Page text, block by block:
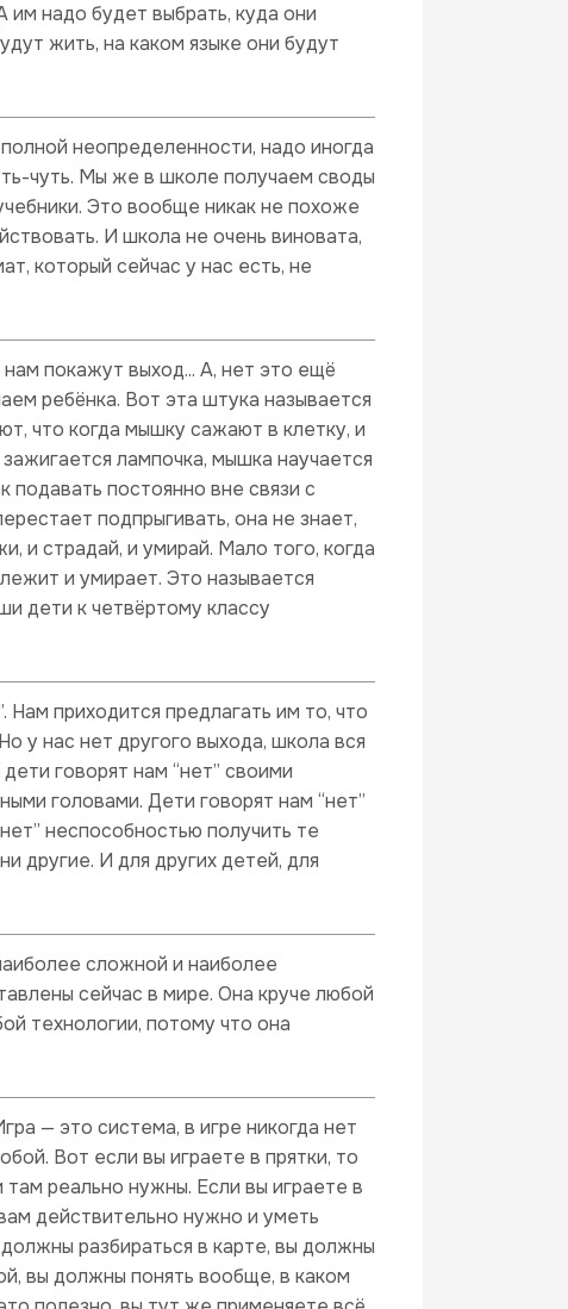
им надо будет выбрать, куда они
жить, на каком языке они будут
неопределенности, надо иногда
чуть. Мы же в школе получаем своды
Это вообще никак не похоже
И школа не очень виновата,
который сейчас у нас есть, не
покажут выход... А, нет это ещё
ребёнка. Вот эта штука называется
что когда мышку сажают в клетку, и
лампочка, мышка научается
подавать постоянно вне связи с
подпрыгивать, она не знает,
и страдай, и умирай. Мало того, когда
и умирает. Это называется
дети к четвёртому классу
приходится предлагать им то, что
у нас нет другого выхода, школа вся
говорят нам “нет” своими
головами. Дети говорят нам “нет”
неспособностью получить те
другие. И для других детей, для
сложной и наиболее
сейчас в мире. Она круче любой
технологии, потому что она
— это система, в игре никогда нет
Вот если вы играете в прятки, то
там реально нужны. Если вы играете в
действительно нужно и уметь
разбираться в карте, вы должны
вы должны понять вообще, в каком